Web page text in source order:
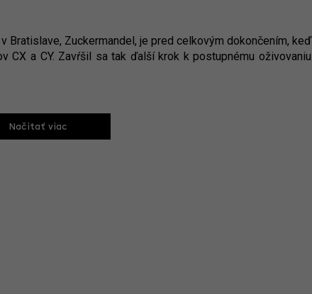
Bratislave, Zuckermandel, je pred celkovým dokončením, keď
CX a CY. Zavŕšil sa tak ďalší krok k postupnému oživovaniu
Načitať viac